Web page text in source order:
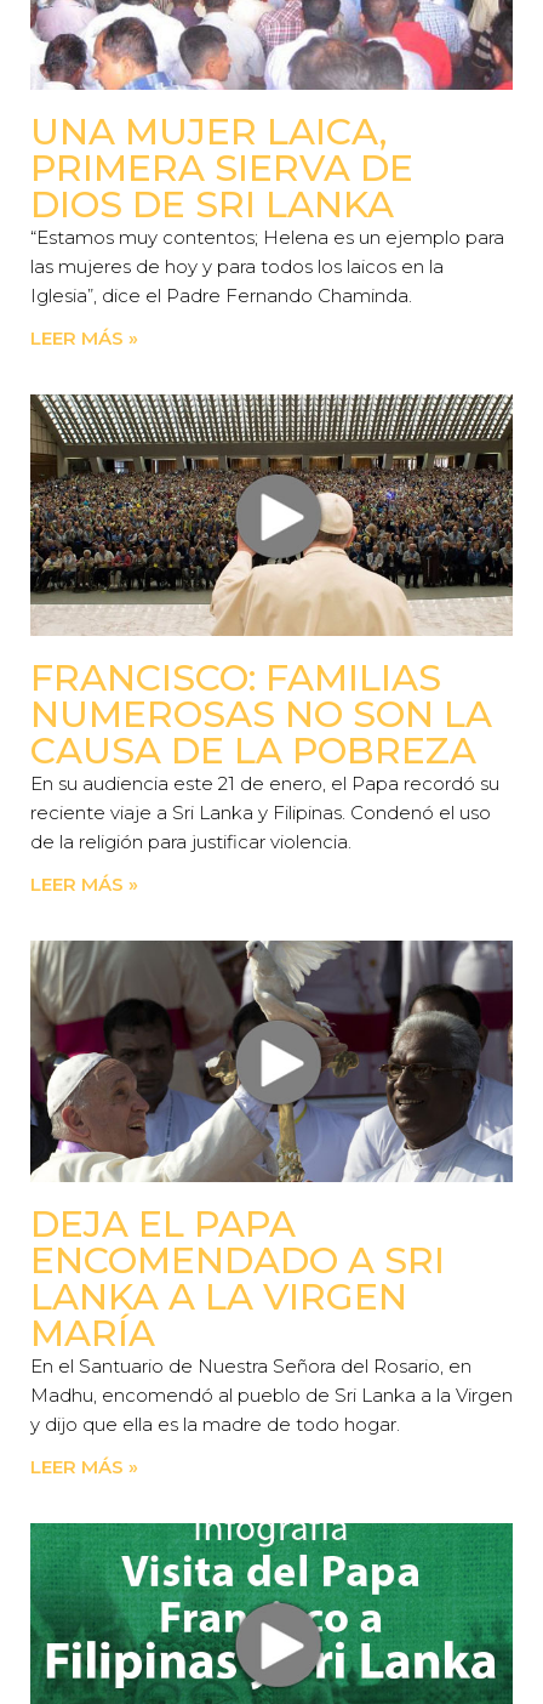
UNA MUJER LAICA,
PRIMERA SIERVA DE
DIOS DE SRI LANKA
“Estamos muy contentos; Helena es un ejemplo para
las mujeres de hoy y para todos los laicos en la
Iglesia”, dice el Padre Fernando Chaminda.
LEER MÁS »
FRANCISCO: FAMILIAS
NUMEROSAS NO SON LA
CAUSA DE LA POBREZA
En su audiencia este 21 de enero, el Papa recordó su
reciente viaje a Sri Lanka y Filipinas. Condenó el uso
de la religión para justificar violencia.
LEER MÁS »
DEJA EL PAPA
ENCOMENDADO A SRI
LANKA A LA VIRGEN
MARÍA
En el Santuario de Nuestra Señora del Rosario, en
Madhu, encomendó al pueblo de Sri Lanka a la Virgen
y dijo que ella es la madre de todo hogar.
LEER MÁS »